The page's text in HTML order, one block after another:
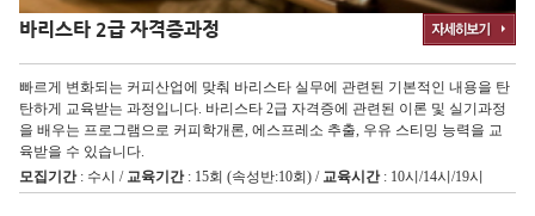
바리스타 2급 자격증과정
빠르게 변화되는 커피산업에 맞춰 바리스타 실무에 관련된 기본적인 내용을 탄
탄하게 교육받는 과정입니다. 바리스타 2급 자격증에 관련된 이론 및 실기과정
을 배우는 프로그램으로 커피학개론, 에스프레소 추출, 우유 스티밍 능력을 교
육받을 수 있습니다.
모집기간: 수시 / 교육기간: 15회 (속성반:10회) / 교육시간: 10시/14시/19시